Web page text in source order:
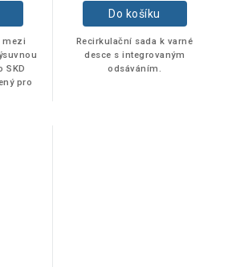
mezi
SKD
pro
Do košíku
Recirkulační sada k varné
desce s integrovaným
odsáváním.